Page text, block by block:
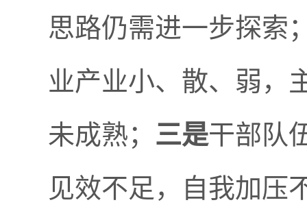
思路仍需进一步探索
业产业小、散、弱，
未成熟； 三是干部队
见效不足，自我加压